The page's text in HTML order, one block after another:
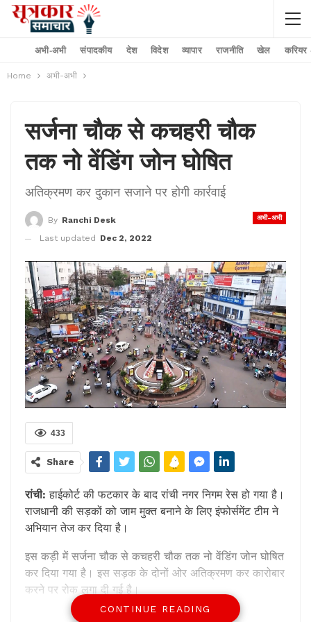
अभी-अभी संपादकीय देश विदेश व्यापार राजनीति खेल करियर
Home अभी-अभी
सर्जना चौक से कचहरी चौक
तक नो वेंडिंग जोन घोषित
अतिक्रमण कर दुकान सजाने पर होगी कार्रवाई
अभी-अभी
By Ranchi Desk
Last updated
Dec 2, 2022
433
Share
रांची: हाईकोर्ट की फटकार के बाद रांची नगर निगम रेस हो गया है।
राजधानी की सड़कों को जाम मुक्त बनाने के लिए इंफोर्समेंट टीम ने
अभियान तेज कर दिया है।
इस कड़ी में सर्जना चौक से कचहरी चौक तक नो वेंडिंग जोन घोषित
कर दिया गया है। इस सड़क के दोनों ओर अतिक्रमण कर कारोबार
करने पर रोक लगा दी गई है।
इसके बावजूद अगर कोई दुकानदार अतिक्रमण कर ठेला, खोमचा या
CONTINUE READING